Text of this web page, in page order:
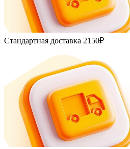
Стандартная доставка 2150₽